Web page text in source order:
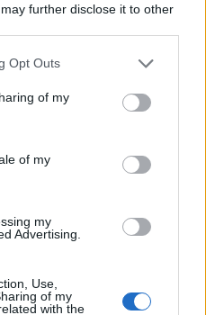
further disclose it to other
uses one or more Google
behaviour. You may click to
and its third-party tags to
purposes in below Google
Opt Outs
of my
of my
my
Advertising.
Use,
of my
with the
a futballnál...”
hadifogolynaplója – 16.
offenzíva sikeres a
üzent. A
Scandianóban és a
indulatok. Egyre
közötti ellentétek, a